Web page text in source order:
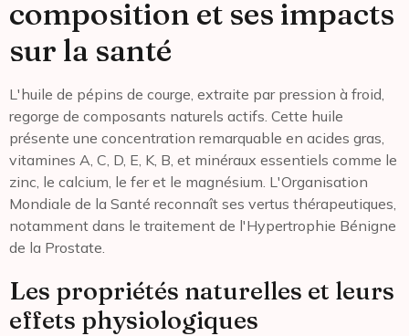
composition et ses impacts
sur la santé
L'huile de pépins de courge, extraite par pression à froid,
regorge de composants naturels actifs. Cette huile
présente une concentration remarquable en acides gras,
vitamines A, C, D, E, K, B, et minéraux essentiels comme le
zinc, le calcium, le fer et le magnésium. L'Organisation
Mondiale de la Santé reconnaît ses vertus thérapeutiques,
notamment dans le traitement de l'Hypertrophie Bénigne
de la Prostate.
Les propriétés naturelles et leurs
effets physiologiques